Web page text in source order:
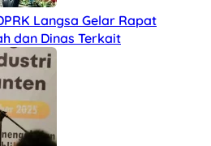
Langsa Gelar Rapat
dan Dinas Terkait